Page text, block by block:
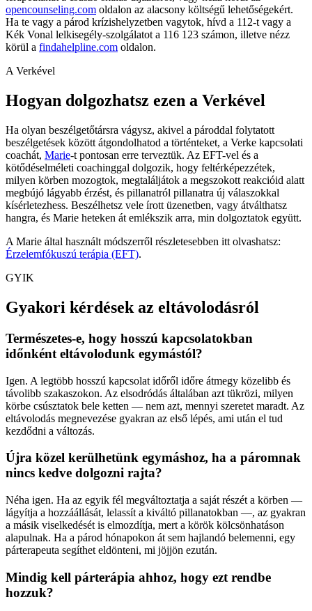
opencounseling.com oldalon az alacsony költségű lehetőségekért.
Ha te vagy a párod krízishelyzetben vagytok, hívd a 112-t vagy a
Kék Vonal lelkisegély-szolgálatot a 116 123 számon, illetve nézz
körül a findahelpline.com oldalon.
A Verkével
Hogyan dolgozhatsz ezen a Verkével
Ha olyan beszélgetőtársra vágysz, akivel a pároddal folytatott
beszélgetések között átgondolhatod a történteket, a Verke kapcsolati
coachát, Marie-t pontosan erre terveztük. Az EFT-vel és a
kötődéselméleti coachinggal dolgozik, hogy feltérképezzétek,
milyen körben mozogtok, megtaláljátok a megszokott reakcióid alatt
megbújó lágyabb érzést, és pillanatról pillanatra új válaszokkal
kísérletezhess. Beszélhetsz vele írott üzenetben, vagy átválthatsz
hangra, és Marie heteken át emlékszik arra, min dolgoztatok együtt.
A Marie által használt módszerről részletesebben itt olvashatsz:
Érzelemfókuszú terápia (EFT).
GYIK
Gyakori kérdések az eltávolodásról
Természetes-e, hogy hosszú kapcsolatokban
időnként eltávolodunk egymástól?
Igen. A legtöbb hosszú kapcsolat időről időre átmegy közelibb és
távolibb szakaszokon. Az elsodródás általában azt tükrözi, milyen
körbe csúsztatok bele ketten — nem azt, mennyi szeretet maradt. Az
eltávolodás megnevezése gyakran az első lépés, ami után el tud
kezdődni a változás.
Újra közel kerülhetünk egymáshoz, ha a páromnak
nincs kedve dolgozni rajta?
Néha igen. Ha az egyik fél megváltoztatja a saját részét a körben —
lágyítja a hozzáállását, lelassít a kiváltó pillanatokban —, az gyakran
a másik viselkedését is elmozdítja, mert a körök kölcsönhatáson
alapulnak. Ha a párod hónapokon át sem hajlandó belemenni, egy
párterapeuta segíthet eldönteni, mi jöjjön ezután.
Mindig kell párterápia ahhoz, hogy ezt rendbe
hozzuk?